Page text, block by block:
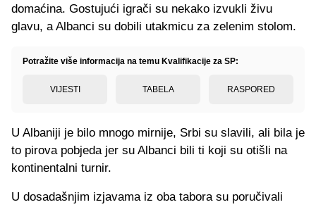
domaćina. Gostujući igrači su nekako izvukli živu
glavu, a Albanci su dobili utakmicu za zelenim stolom.
Potražite više informacija na temu Kvalifikacije za SP:
VIJESTI TABELA RASPORED
U Albaniji je bilo mnogo mirnije, Srbi su slavili, ali bila je
to pirova pobjeda jer su Albanci bili ti koji su otišli na
kontinentalni turnir.
U dosadašnjim izjavama iz oba tabora su poručivali